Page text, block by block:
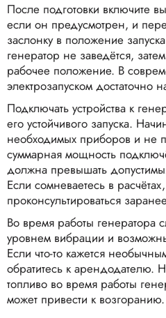
После подготовки включите
если он предусмотрен, и
заслонку в положение
генератор не заведётся,
рабочее положение. В
электрозапуском достаточно
Подключать устройства к
его устойчивого запуска.
необходимых приборов и не
суммарная мощность
должна превышать
Если сомневаетесь в
проконсультироваться
Во время работы генератора
уровнем вибрации и
Если что-то кажется
обратитесь к арендодателю.
топливо во время работы
может привести к возгоранию.